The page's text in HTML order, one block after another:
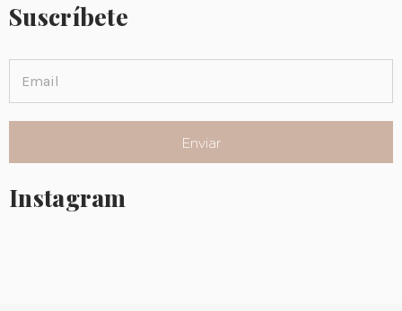
Suscríbete
Instagram